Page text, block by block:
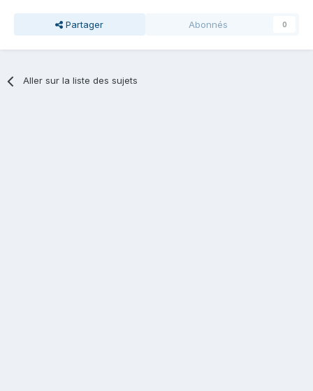
Partager Abonnés 0
Aller sur la liste des sujets